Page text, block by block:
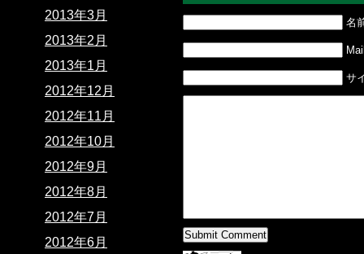
名
サ
2013年3月
2013年2月
2013年1月
2012年12月
2012年11月
2012年10月
2012年9月
2012年8月
2012年7月
2012年6月